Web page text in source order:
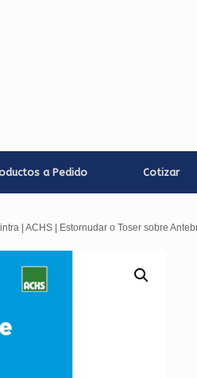
a Pedido Cotizar
| ACHS | Estornudar o Toser sobre